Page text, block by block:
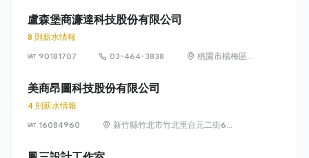
盧森堡商濂達科技股份有限公司
8 則薪水情報
90181707
03-464-3838
桃園市楊梅區高
美商昂圖科技股份有限公司
4 則薪水情報
16084960
新竹縣竹北市竹北里台元二街6號